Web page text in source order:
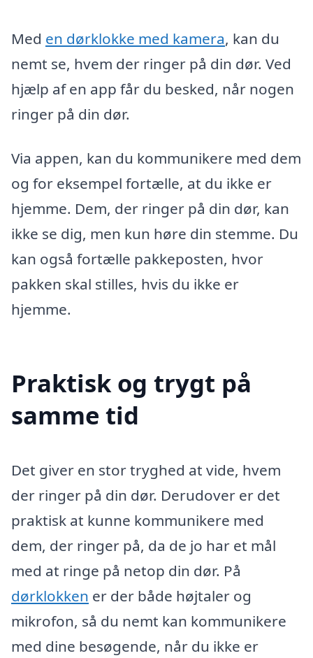
Med en dørklokke med kamera, kan du
nemt se, hvem der ringer på din dør. Ved
hjælp af en app får du besked, når nogen
ringer på din dør.
Via appen, kan du kommunikere med dem
og for eksempel fortælle, at du ikke er
hjemme. Dem, der ringer på din dør, kan
ikke se dig, men kun høre din stemme. Du
kan også fortælle pakkeposten, hvor
pakken skal stilles, hvis du ikke er
hjemme.
Praktisk og trygt på
samme tid
Det giver en stor tryghed at vide, hvem
der ringer på din dør. Derudover er det
praktisk at kunne kommunikere med
dem, der ringer på, da de jo har et mål
med at ringe på netop din dør. På
dørklokken er der både højtaler og
mikrofon, så du nemt kan kommunikere
med dine besøgende, når du ikke er